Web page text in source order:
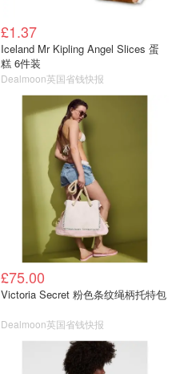
£1.37
Iceland Mr Kipling Angel Slices 蛋
糕 6件装
Dealmoon英国省钱快报
£75.00
Victoria Secret 粉色条纹绳柄托特包
Dealmoon英国省钱快报